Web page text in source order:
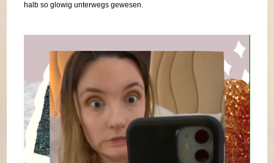
halb so glowig unterwegs gewesen.